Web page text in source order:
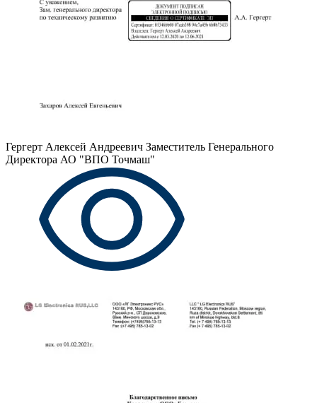
Гергерт Алексей Андреевич Заместитель Генерального
Директора АО "ВПО Точмаш"